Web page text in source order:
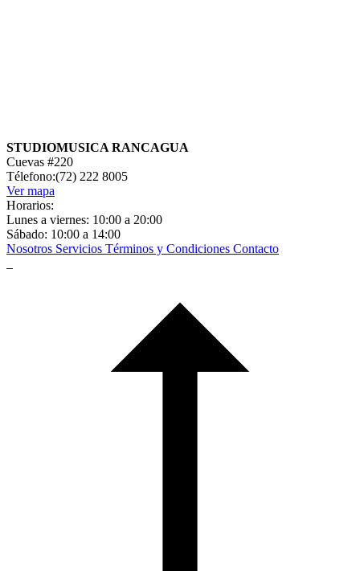
STUDIOMUSICA RANCAGUA
Cuevas #220
Télefono:(72) 222 8005
Ver mapa
Horarios:
Lunes a viernes: 10:00 a 20:00
Sábado: 10:00 a 14:00
Nosotros Servicios Términos y Condiciones Contacto